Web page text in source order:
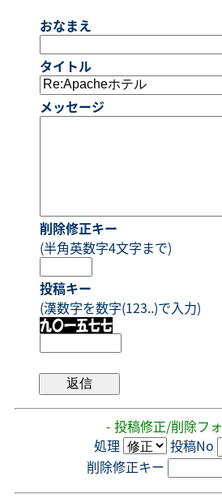
おなまえ
タイトル
メッセージ
削除修正キー
(半角英数字4文字まで)
投稿キー
(漢数字を数字(123..)で入力)
- 投稿修正/削除フ
処理
投稿No
削除修正キー